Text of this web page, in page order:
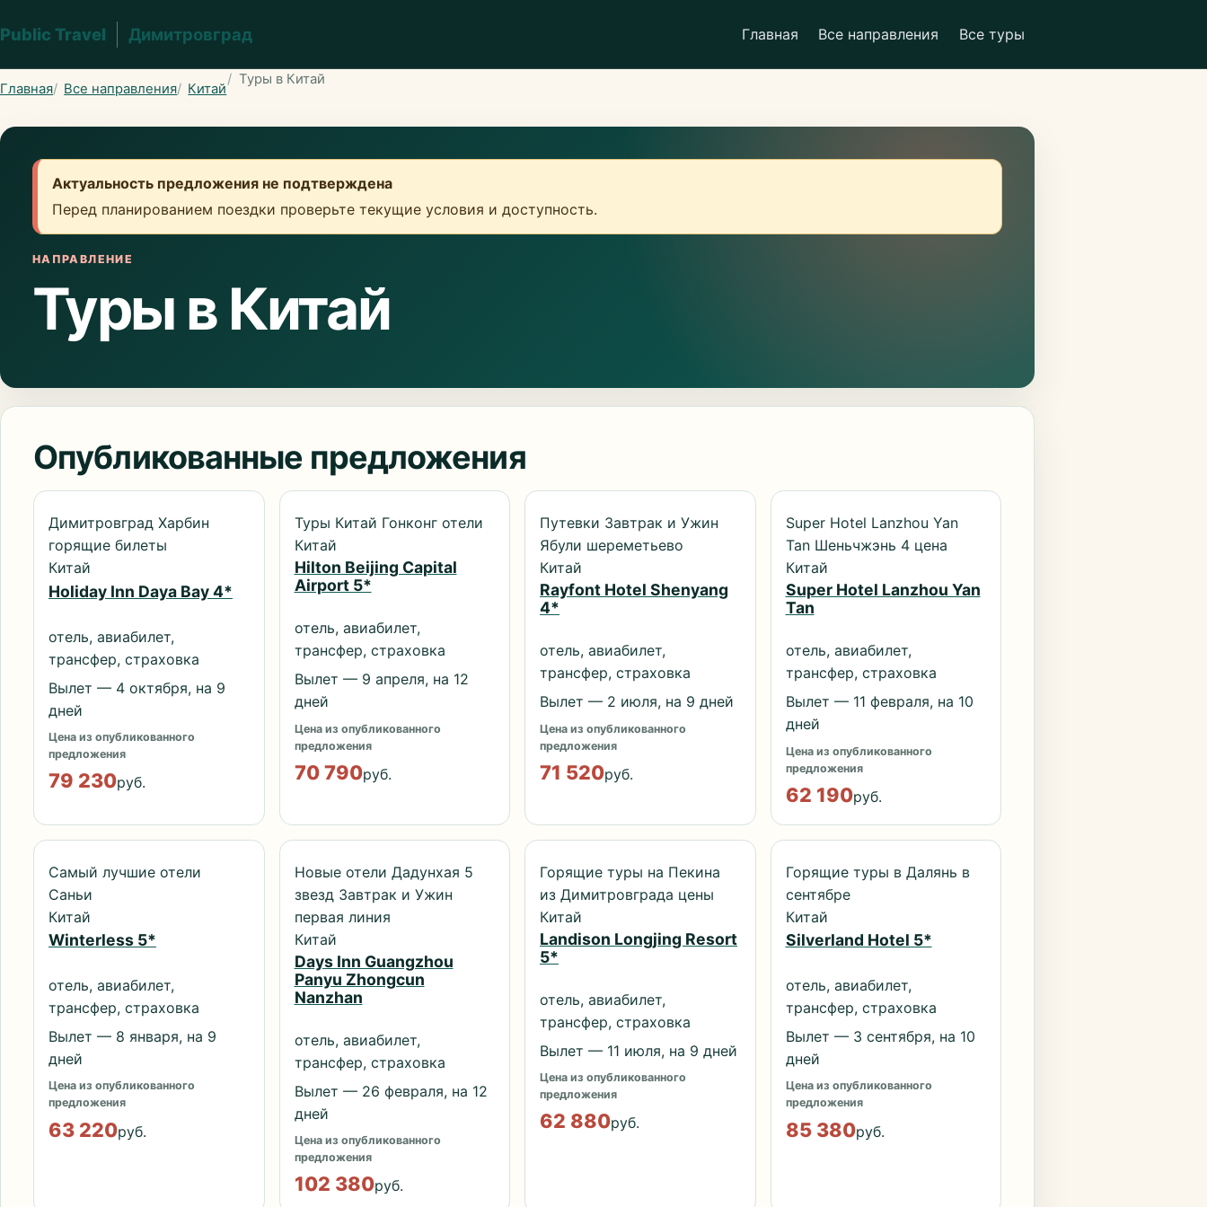
Public Travel Димитровград Главная Все направления Все туры
Главная Все направления Китай
Туры в Китай
Актуальность предложения не подтверждена
Перед планированием поездки проверьте текущие условия и доступность.
НАПРАВЛЕНИЕ
Туры в Китай
Опубликованные предложения
Димитровград Харбин
горящие билеты
Китай
Holiday Inn Daya Bay 4*
отель, авиабилет,
трансфер, страховка
Вылет — 4 октября, на 9
дней
Цена из опубликованного
предложения
79 230руб.
Туры Китай Гонконг отели
Китай
Hilton Beijing Capital
Airport 5*
отель, авиабилет,
трансфер, страховка
Вылет — 9 апреля, на 12
дней
Цена из опубликованного
предложения
70 790руб.
Путевки Завтрак и Ужин
Ябули шереметьево
Китай
Rayfont Hotel Shenyang
4*
отель, авиабилет,
трансфер, страховка
Вылет — 2 июля, на 9 дней
Цена из опубликованного
предложения
71 520руб.
Super Hotel Lanzhou Yan
Tan Шеньчжэнь 4 цена
Китай
Super Hotel Lanzhou Yan
Tan
отель, авиабилет,
трансфер, страховка
Вылет — 11 февраля, на 10
дней
Цена из опубликованного
предложения
62 190руб.
Самый лучшие отели
Саньи
Китай
Winterless 5*
отель, авиабилет,
трансфер, страховка
Вылет — 8 января, на 9
дней
Цена из опубликованного
предложения
63 220руб.
Новые отели Дадунхая 5
звезд Завтрак и Ужин
первая линия
Китай
Days Inn Guangzhou
Panyu Zhongcun
Nanzhan
отель, авиабилет,
трансфер, страховка
Вылет — 26 февраля, на 12
дней
Цена из опубликованного
предложения
102 380руб.
Горящие туры на Пекина
из Димитровграда цены
Китай
Landison Longjing Resort
5*
отель, авиабилет,
трансфер, страховка
Вылет — 11 июля, на 9 дней
Цена из опубликованного
предложения
62 880руб.
Горящие туры в Далянь в
сентябре
Китай
Silverland Hotel 5*
отель, авиабилет,
трансфер, страховка
Вылет — 3 сентября, на 10
дней
Цена из опубликованного
предложения
85 380руб.